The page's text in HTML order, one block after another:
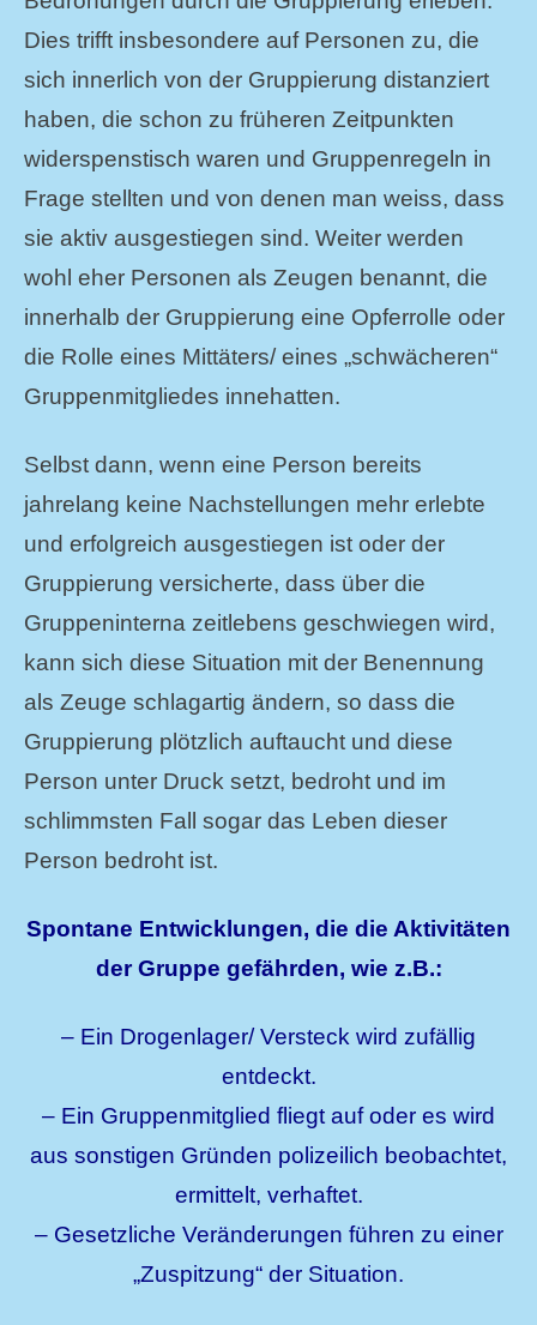
Dies trifft insbesondere auf Personen zu, die
sich innerlich von der Gruppierung distanziert
haben, die schon zu früheren Zeitpunkten
widerspenstisch waren und Gruppenregeln in
Frage stellten und von denen man weiss, dass
sie aktiv ausgestiegen sind. Weiter werden
wohl eher Personen als Zeugen benannt, die
innerhalb der Gruppierung eine Opferrolle oder
die Rolle eines Mittäters/ eines „schwächeren“
Gruppenmitgliedes innehatten.
Selbst dann, wenn eine Person bereits
jahrelang keine Nachstellungen mehr erlebte
und erfolgreich ausgestiegen ist oder der
Gruppierung versicherte, dass über die
Gruppeninterna zeitlebens geschwiegen wird,
kann sich diese Situation mit der Benennung
als Zeuge schlagartig ändern, so dass die
Gruppierung plötzlich auftaucht und diese
Person unter Druck setzt, bedroht und im
schlimmsten Fall sogar das Leben dieser
Person bedroht ist.
Spontane Entwicklungen, die die Aktivitäten
der Gruppe gefährden, wie z.B.:
– Ein Drogenlager/ Versteck wird zufällig
entdeckt.
– Ein Gruppenmitglied fliegt auf oder es wird
aus sonstigen Gründen polizeilich beobachtet,
ermittelt, verhaftet.
– Gesetzliche Veränderungen führen zu einer
„Zuspitzung“ der Situation.